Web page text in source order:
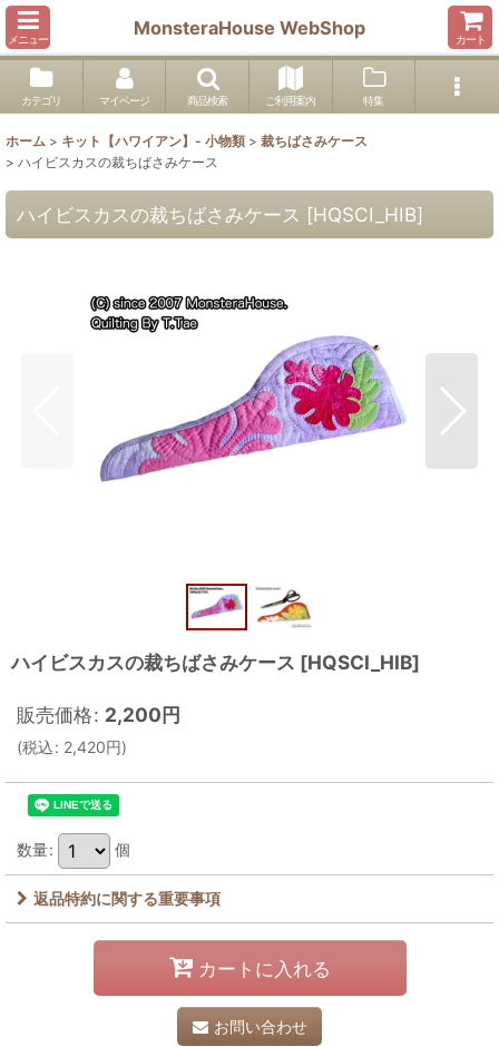
メニュー
MonsteraHouse WebShop
カート
カテゴリ マイページ 商品検索 ご利用案内 特集
ホーム > キット【ハワイアン】- 小物類 > 裁ちばさみケース
> ハイビスカスの裁ちばさみケース
ハイビスカスの裁ちばさみケース [HQSCI_HIB]
ハイビスカスの裁ちばさみケース [HQSCI_HIB]
販売価格: 2,200円
(税込: 2,420円)
数量: 個
返品特約に関する重要事項
カートに入れる
お問い合わせ